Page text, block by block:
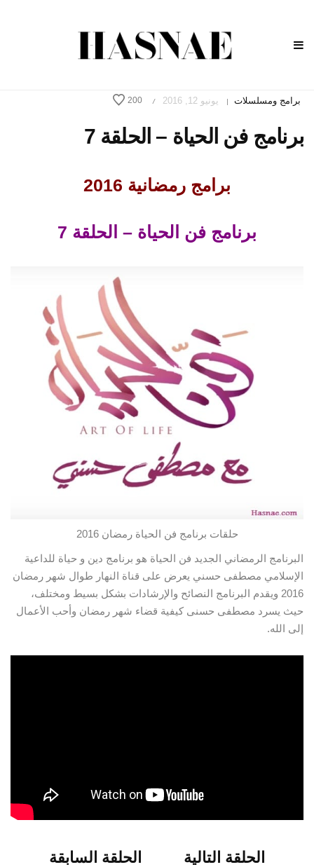
برامج ومسلسلات | يونيو 12, 2016 /
200
برنامج فن الحياة – الحلقة 7
برامج رمضانية 2016
برنامج فن الحياة – الحلقة 7
حلقات برنامج فن الحياة رمضان 2016
البرنامج الرمضاني الجديد فن الحياة هو برنامج دين و حياة للداعية
الإسلامي مصطفى حسني يعرض على قناة النهار طوال شهر رمضان
2016 ويقدم البرنامج النصائح والإرشادات بشكل
بسيط ومختلف،
حيث يسرد مصطفى حسنى كيفية قضاء شهر رمضان وأحب الأعمال
إلى الله.
الحلقة التالية الحلقة السابقة